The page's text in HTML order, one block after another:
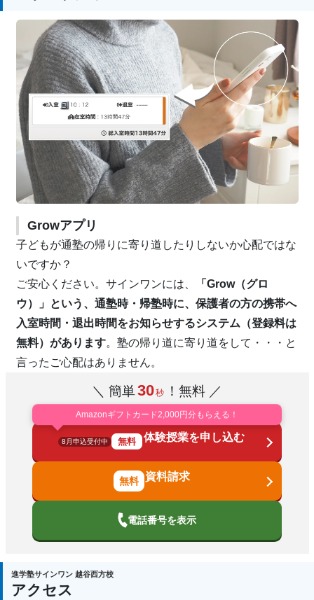
Growアプリ
子どもが通塾の帰りに寄り道したりしないか心配ではな
いですか？
ご安心ください。サインワンには、
「Grow（グロ
ウ）」という、通塾時・帰塾時に、保護者の方の携帯へ
入室時間・退出時間をお知らせするシステム（登録料は
無料）があります。塾の帰り道に寄り道をして・・・と
言ったご心配はありません。
＼ 簡単30秒 ！無料 ／
Amazonギフトカード2,000円分もらえる！
8月申込受付中 無料 体験授業を申し込む
資料請求
電話番号を表示
進学塾サインワン 越谷西方校
アクセス